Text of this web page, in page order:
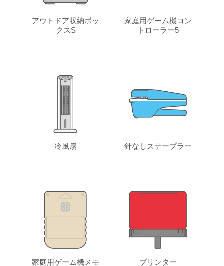
アウトドア収納ボッ
クスS
家庭用ゲーム機コン
トローラー5
冷風扇 針なしステープラー
家庭用ゲーム機メモ プリンター